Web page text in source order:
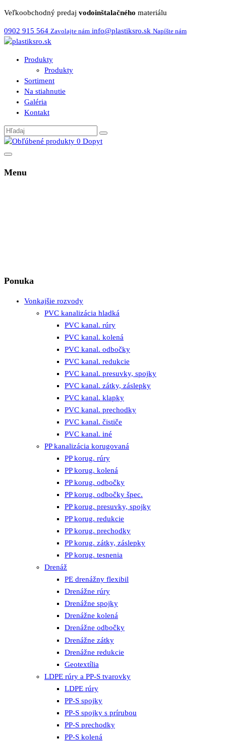
Veľkoobchodný predaj vodoinštalačného materiálu
0902 915 564 Zavolajte nám info@plastiksro.sk Napíšte nám
Produkty
Produkty
Sortiment
Na stiahnutie
Galéria
Kontakt
0 Dopyt
Menu
Ponuka
Vonkajšie rozvody
PVC kanalizácia hladká
PVC kanal. rúry
PVC kanal. kolená
PVC kanal. odbočky
PVC kanal. redukcie
PVC kanal. presuvky, spojky
PVC kanal. zátky, záslepky
PVC kanal. klapky
PVC kanal. prechodky
PVC kanal. čističe
PVC kanal. iné
PP kanalizácia korugovaná
PP korug. rúry
PP korug. kolená
PP korug. odbočky
PP korug. odbočky špec.
PP korug. presuvky, spojky
PP korug. redukcie
PP korug. prechodky
PP korug. zátky, záslepky
PP korug. tesnenia
Drenáž
PE drenážny flexibil
Drenážne rúry
Drenážne spojky
Drenážne kolená
Drenážne odbočky
Drenážne zátky
Drenážne redukcie
Geotextília
LDPE rúry a PP-S tvarovky
LDPE rúry
PP-S spojky
PP-S spojky s prírubou
PP-S prechodky
PP-S kolená